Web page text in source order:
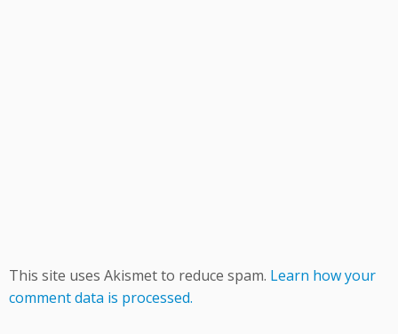
This site uses Akismet to reduce spam. Learn how your
comment data is processed.